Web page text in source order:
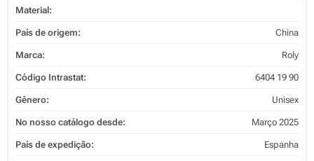
Material:
País de origem: China
Marca: Roly
Código Intrastat: 6404 19 90
Gênero: Unisex
No nosso catálogo desde: Março 2025
País de expedição: Espanha